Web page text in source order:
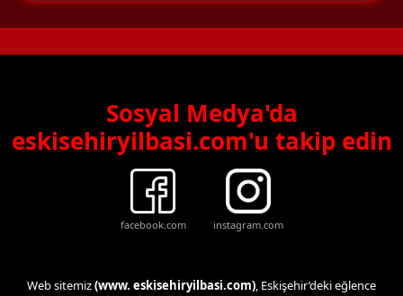
Sosyal Medya'da
eskisehiryilbasi.com'u takip edin
facebook.com instagram.com
Web sitemiz(www. eskisehiryilbasi.com), Eskişehir’deki eğlence